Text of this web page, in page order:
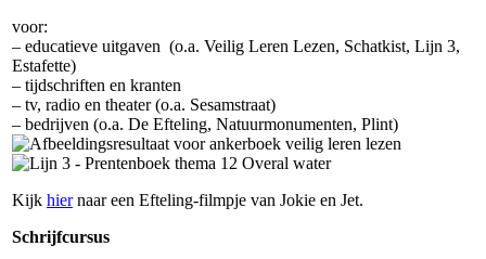
voor:
– educatieve uitgaven (o.a. Veilig Leren Lezen, Schatkist, Lijn 3,
Estafette)
– tijdschriften en kranten
– tv, radio en theater (o.a. Sesamstraat)
– bedrijven (o.a. De Efteling, Natuurmonumenten, Plint)
Kijk hiernaar een Efteling-filmpje van Jokie en Jet.
Schrijfcursus